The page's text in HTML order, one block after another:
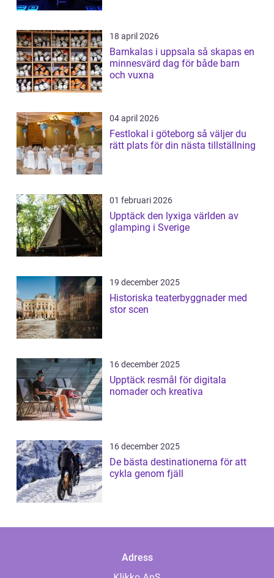
18 april 2026
Barnkalas i uppsala så skapas en
minnesvärd dag för både barn
och vuxna
04 april 2026
Festlokal i göteborg så väljer du
rätt plats för din nästa tillställning
01 februari 2026
Upptäck den lyxiga världen av
glamping i Sverige
19 december 2025
Historiska teaterbyggnader med
stor scen
16 december 2025
Upptäck resmål för digitala
nomader och kreativa
16 december 2025
De bästa destinationerna för att
cykla genom fjäll
Adress